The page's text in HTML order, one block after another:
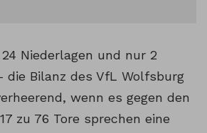
Niederlagen und nur 2
die Bilanz des VfL Wolfsburg
wenn es gegen den
zu 76 Tore sprechen eine